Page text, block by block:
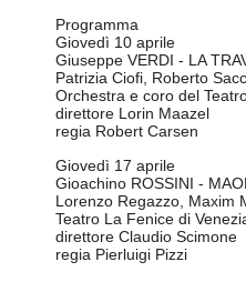
Programma
Giovedì 10 aprile
Giuseppe VERDI - LA
Patrizia Ciofi, Roberto
Orchestra e coro del
direttore Lorin Maazel
regia Robert Carsen
Giovedì 17 aprile
Gioachino ROSSINI -
Lorenzo Regazzo, Maxim
Teatro La Fenice di
direttore Claudio Scimone
regia Pierluigi Pizzi